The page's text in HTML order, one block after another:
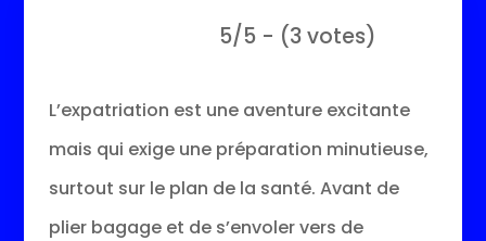
5/5 - (3 votes)
L’expatriation est une aventure excitante
mais qui exige une préparation minutieuse,
surtout sur le plan de la santé. Avant de
plier bagage et de s’envoler vers de